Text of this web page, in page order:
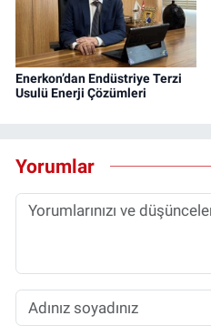
Enerkon’dan Endüstriye Terzi
Usulü Enerji Çözümleri
Yorumlar